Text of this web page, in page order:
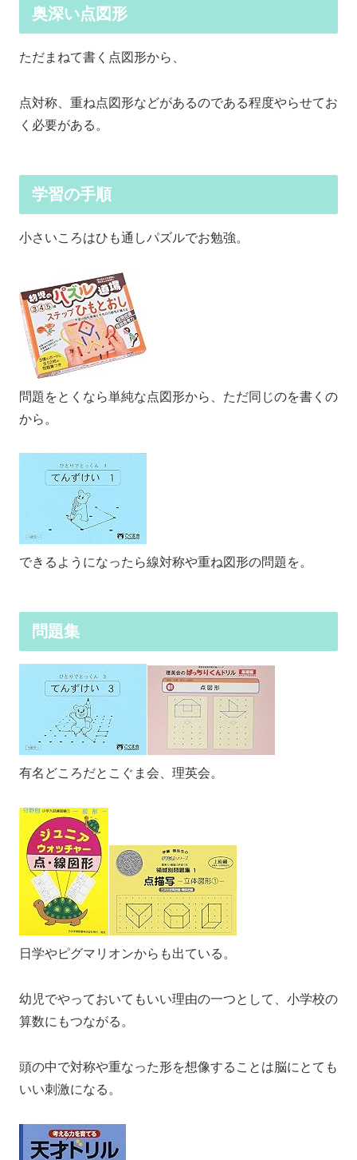
奥深い点図形
ただまねて書く点図形から、
点対称、重ね点図形などがあるのである程度やらせてお
く必要がある。
学習の手順
小さいころはひも通しパズルでお勉強。
問題をとくなら単純な点図形から、ただ同じのを書くの
から。
できるようになったら線対称や重ね図形の問題を。
問題集
有名どころだとこぐま会、理英会。
日学やピグマリオンからも出ている。
幼児でやっておいてもいい理由の一つとして、小学校の
算数にもつながる。
頭の中で対称や重なった形を想像することは脳にとても
いい刺激になる。